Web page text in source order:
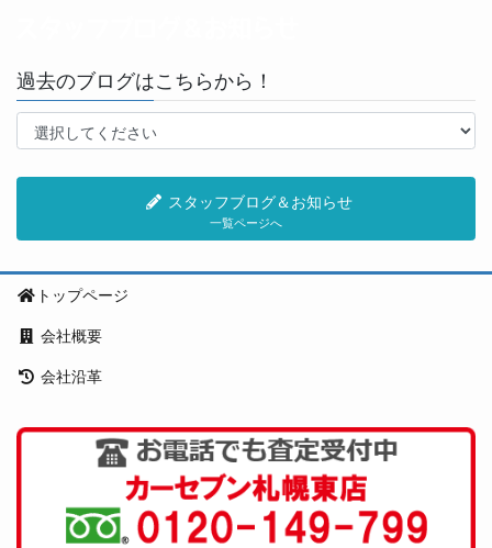
過去のブログはこちらから！
スタッフブログ＆お知らせ
一覧ページへ
トップページ
会社概要
会社沿革